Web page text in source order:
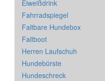
Eiweißdrink
Fahrradspiegel
Faltbare Hundebox
Faltboot
Herren Laufschuh
Hundebürste
Hundeschreck